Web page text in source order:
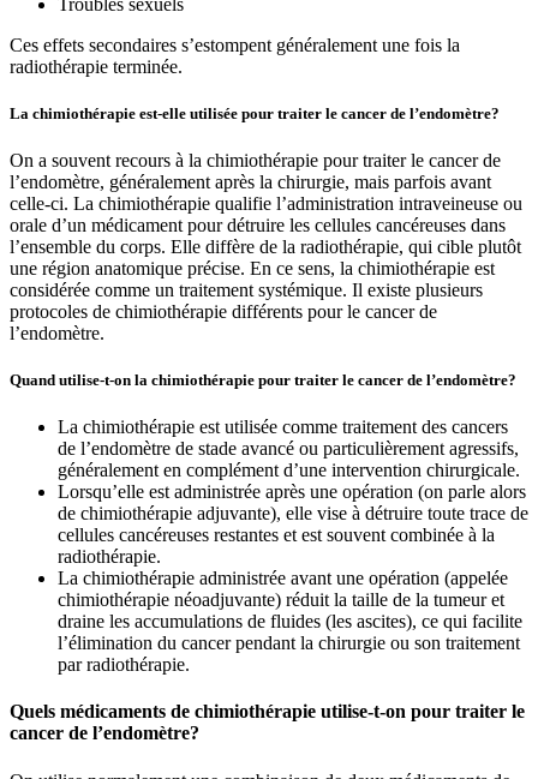
Ces effets secondaires s’estompent généralement une fois la
radiothérapie terminée.
La chimiothérapie est-elle utilisée pour traiter le cancer de l’endomètre?
On a souvent recours à la chimiothérapie pour traiter le cancer de
l’endomètre, généralement après la chirurgie, mais parfois avant
celle-ci. La chimiothérapie qualifie l’administration intraveineuse ou
orale d’un médicament pour détruire les cellules cancéreuses dans
l’ensemble du corps. Elle diffère de la radiothérapie, qui cible plutôt
une région anatomique précise. En ce sens, la chimiothérapie est
considérée comme un traitement systémique. Il existe plusieurs
protocoles de chimiothérapie différents pour le cancer de
l’endomètre.
Quand utilise-t-on la chimiothérapie pour traiter le cancer de l’endomètre?
La chimiothérapie est utilisée comme traitement des cancers
de l’endomètre de stade avancé ou particulièrement agressifs,
généralement en complément d’une intervention chirurgicale.
Lorsqu’elle est administrée après une opération (on parle alors
de chimiothérapie adjuvante), elle vise à détruire toute trace de
cellules cancéreuses restantes et est souvent combinée à la
radiothérapie.
La chimiothérapie administrée avant une opération (appelée
chimiothérapie néoadjuvante) réduit la taille de la tumeur et
draine les accumulations de fluides (les ascites), ce qui facilite
l’élimination du cancer pendant la chirurgie ou son traitement
par radiothérapie.
Quels médicaments de chimiothérapie utilise-t-on pour traiter le
cancer de l’endomètre?